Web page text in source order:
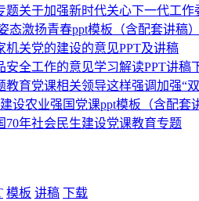
题关于加强新时代关心下一代工
态激扬青春ppt模板（含配套讲稿
关党的建设的意见PPT及讲稿
全工作的意见学习解读PPT讲稿
教育党课相关领导这样强调加强“
设农业强国党课ppt模板（含配
70年社会民生建设党课教育专题
模板 讲稿 下载